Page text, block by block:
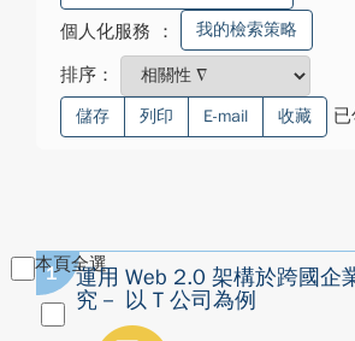
個人化服務 ： 我的檢索策略
排序：
儲存 列印 E-mail 收藏
本頁全選
1
運用 Web 2.0 架構於跨國企
究－ 以 T 公司為例